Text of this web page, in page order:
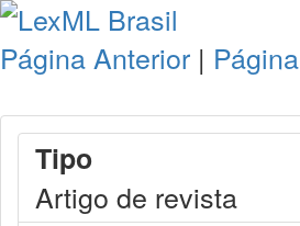
Página Anterior |
Tipo
Artigo de revista